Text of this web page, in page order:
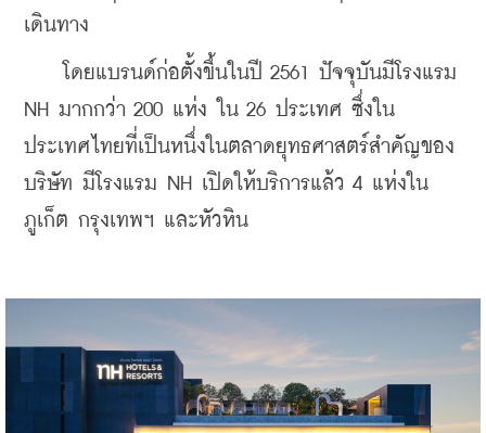
เดินทาง
โดยแบรนด์ก่อตั้งขึ้นในปี 2561 ปัจจุบันมีโรงแรม
NH มากกว่า 200 แห่ง ใน 26 ประเทศ ซึ่งใน
ประเทศไทยที่เป็นหนึ่งในตลาดยุทธศาสตร์สำคัญของ
บริษัท มีโรงแรม NH เปิดให้บริการแล้ว 4 แห่งใน
ภูเก็ต กรุงเทพฯ และหัวหิน